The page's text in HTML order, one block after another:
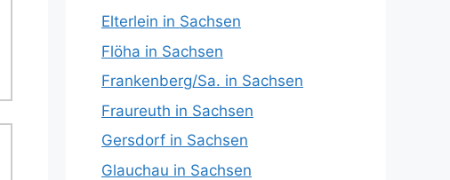
Elterlein in Sachsen
Flöha in Sachsen
Frankenberg/Sa. in Sachsen
Fraureuth in Sachsen
Gersdorf in Sachsen
Glauchau in Sachsen